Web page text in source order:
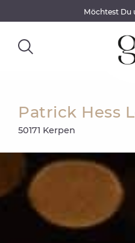
Möchtest Du
Patrick Hess
50171 Kerpen